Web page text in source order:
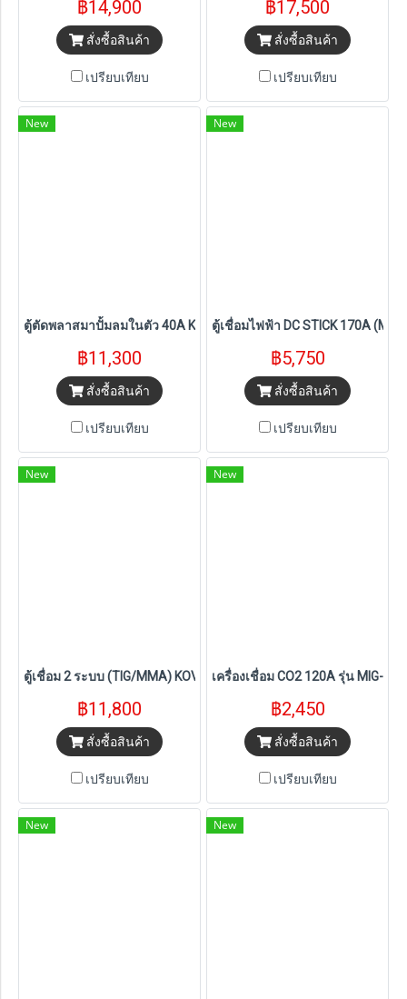
฿14,900
สั่งซื้อสินค้า
เปรียบเทียบ
฿17,500
สั่งซื้อสินค้า
เปรียบเทียบ
New
ตู้ตัดพลาสมาปั้มลมในตัว 40A KOVET รุ่น CUT40AIR-SG
฿11,300
สั่งซื้อสินค้า
เปรียบเทียบ
New
ตู้เชื่อมไฟฟ้า DC STICK 170A
฿5,750
สั่งซื้อสินค้า
เปรียบเทียบ
New
ตู้เชื่อม 2 ระบบ (TIG/MMA) KOVET รุ่น TIG200CT
฿11,800
สั่งซื้อสินค้า
เปรียบเทียบ
New
เครื่องเชื่อม CO2 120A รุ่น MIG-
฿2,450
สั่งซื้อสินค้า
เปรียบเทียบ
New New